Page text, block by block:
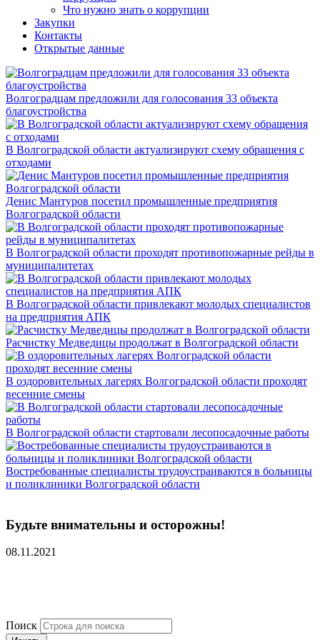
Что нужно знать о коррупции
Закупки
Контакты
Открытые данные
Волгоградцам предложили для голосования 33 объекта
благоустройства
В Волгоградской области актуализируют схему обращения с
отходами
Денис Мантуров посетил промышленные предприятия
Волгоградской области
В Волгоградской области проходят противопожарные рейды в
муниципалитетах
В Волгоградской области привлекают молодых специалистов
на предприятия АПК
Расчистку Медведицы продолжат в Волгоградской области
В оздоровительных лагерях Волгоградской области проходят
весенние смены
В Волгоградской области стартовали лесопосадочные работы
Востребованные специалисты трудоустраиваются в больницы
и поликлиники Волгоградской области
Будьте внимательны и осторожны!
08.11.2021
Поиск